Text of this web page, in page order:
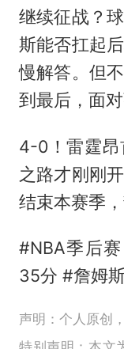
继续征战？
斯能否扛起
慢解答。但
到最后，面
4-0！雷霆昂
之路才刚刚
结束本赛季
#NBA季后
35分 #詹姆
声明：个人原创